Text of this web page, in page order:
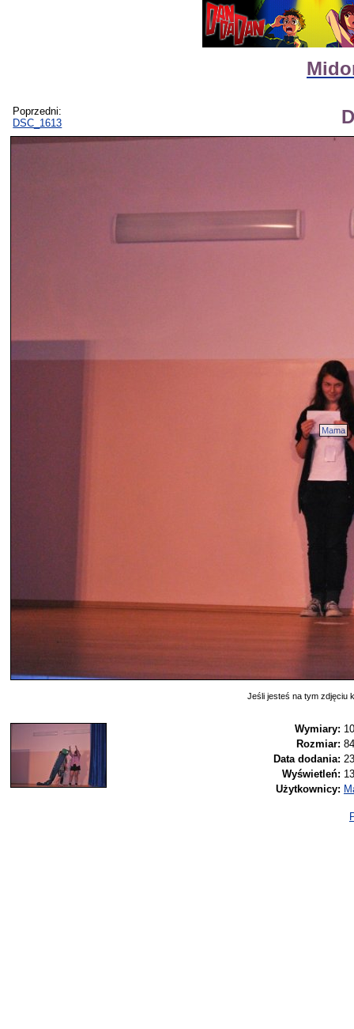
Poprzedni:
DSC_1613
Mama
Jeśli jesteś na tym zdjęciu
Wymiary:
Rozmiar:
Data dodania:
Wyświetleń:
Użytkownicy: